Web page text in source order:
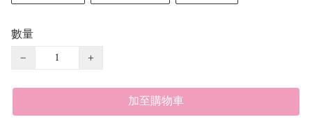
數量
−
+
加至購物車